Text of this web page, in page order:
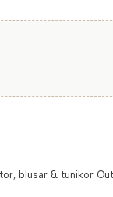
blusar & tunikor